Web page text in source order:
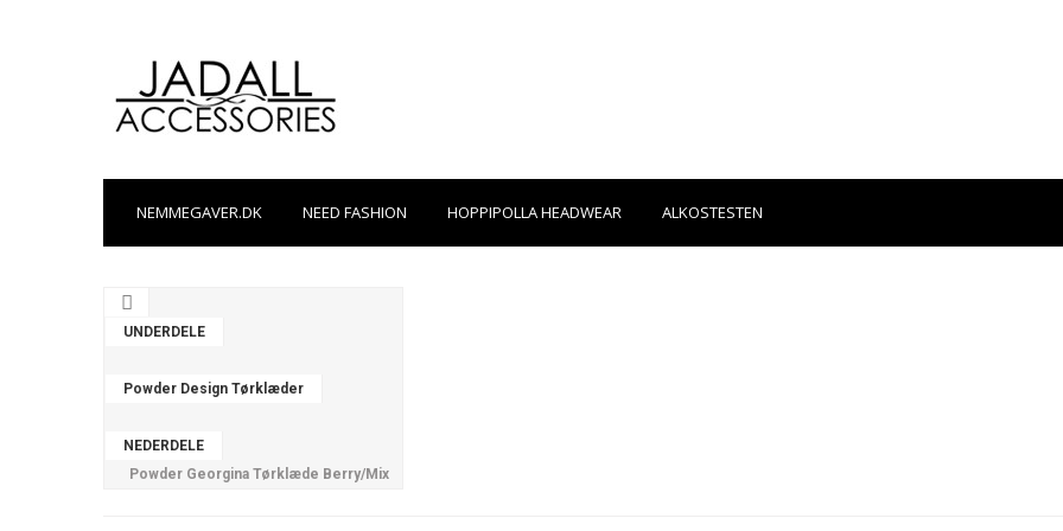
NEMMEGAVER.DK NEED FASHION HOPPIPOLLA HEADWEAR ALKOSTESTEN
UNDERDELE
Powder Design Tørklæder
NEDERDELE
Powder Georgina Tørklæde Berry/Mix